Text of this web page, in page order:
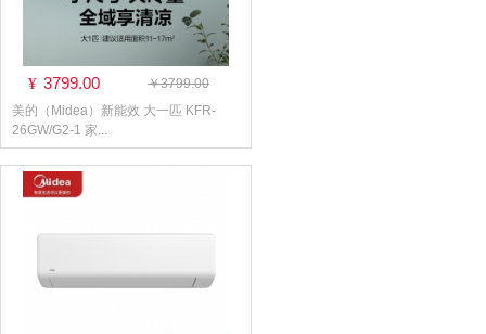
¥ 3799.00
￥3799.00
美的（Midea）新能效 大一匹 KFR-
26GW/G2-1 家...